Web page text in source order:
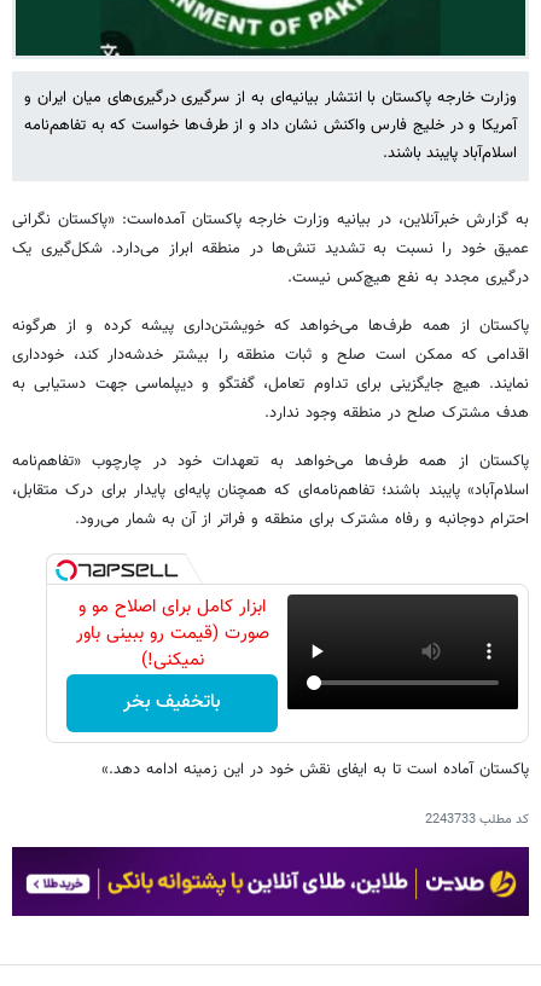
وزارت خارجه پاکستان با انتشار بیانیه‌ای به از سرگیری درگیری‌های میان ایران و
آمریکا و در خلیج فارس واکنش نشان داد و از طرف‌ها خواست که به تفاهم‌نامه
اسلام‌آباد پایبند باشند.
به گزارش خبرآنلاین، در بیانیه وزارت خارجه پاکستان آمده‌است: «پاکستان نگرانی
عمیق خود را نسبت به تشدید تنش‌ها در منطقه ابراز می‌دارد. شکل‌گیری یک
درگیری مجدد به نفع هیچ‌کس نیست.
پاکستان از همه طرف‌ها می‌خواهد که خویشتن‌داری پیشه کرده و از هرگونه
اقدامی که ممکن است صلح و ثبات منطقه را بیشتر خدشه‌دار کند، خودداری
نمایند. هیچ جایگزینی برای تداوم تعامل، گفتگو و دیپلماسی جهت دستیابی به
هدف مشترک صلح در منطقه وجود ندارد.
پاکستان از همه طرف‌ها می‌خواهد به تعهدات خود در چارچوب «تفاهم‌نامه
اسلام‌آباد» پایبند باشند؛ تفاهم‌نامه‌ای که همچنان پایه‌ای پایدار برای درک متقابل،
احترام دوجانبه و رفاه مشترک برای منطقه و فراتر از آن به شمار می‌رود.
ابزار کامل برای اصلاح مو و
صورت (قیمت رو ببینی باور
نمیکنی!)
باتخفیف بخر
پاکستان آماده است تا به ایفای نقش خود در این زمینه ادامه دهد.»
کد مطلب2243733